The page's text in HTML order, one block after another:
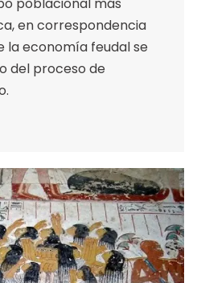
poblacional más
en correspondencia
la economía feudal se
del proceso de